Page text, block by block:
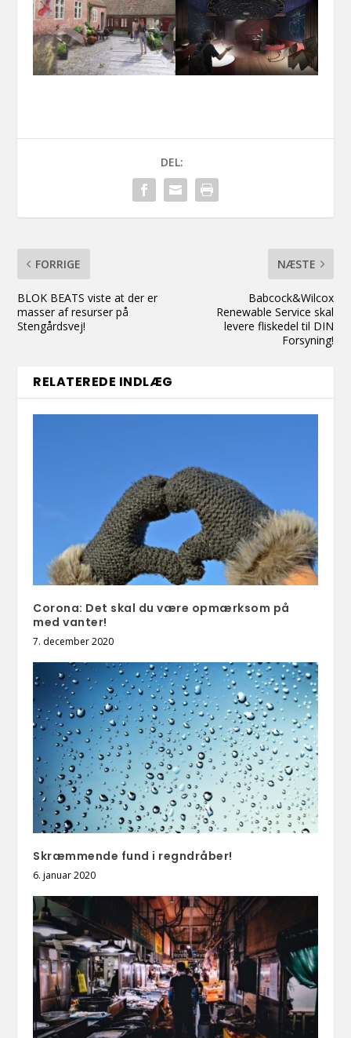
DEL:
FORRIGE
BLOK BEATS viste at der er
masser af resurser på
Stengårdsvej!
NÆSTE
Babcock&Wilcox
Renewable Service skal
levere fliskedel til DIN
Forsyning!
RELATEREDE INDLÆG
Corona: Det skal du være opmærksom på
med vanter!
7. december 2020
Skræmmende fund i regndråber!
6. januar 2020